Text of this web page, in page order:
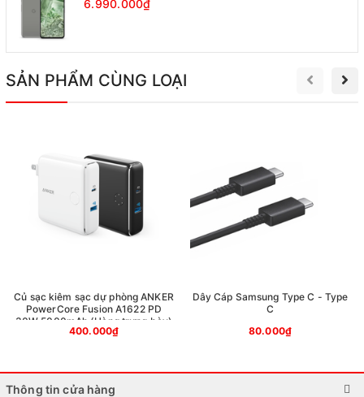
6.990.000₫
SẢN PHẨM CÙNG LOẠI
Củ sạc kiêm sạc dự phòng ANKER
PowerCore Fusion A1622 PD
30W 5000mAh (Hàng trưng bày)
400.000₫
Dây Cáp Samsung Type C - Type
C
80.000₫
Thông tin cửa hàng